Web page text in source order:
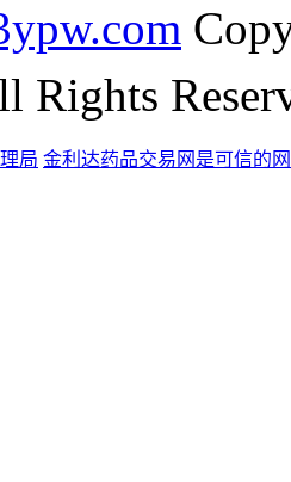
Rights
局 金利达药品交易网是可信的